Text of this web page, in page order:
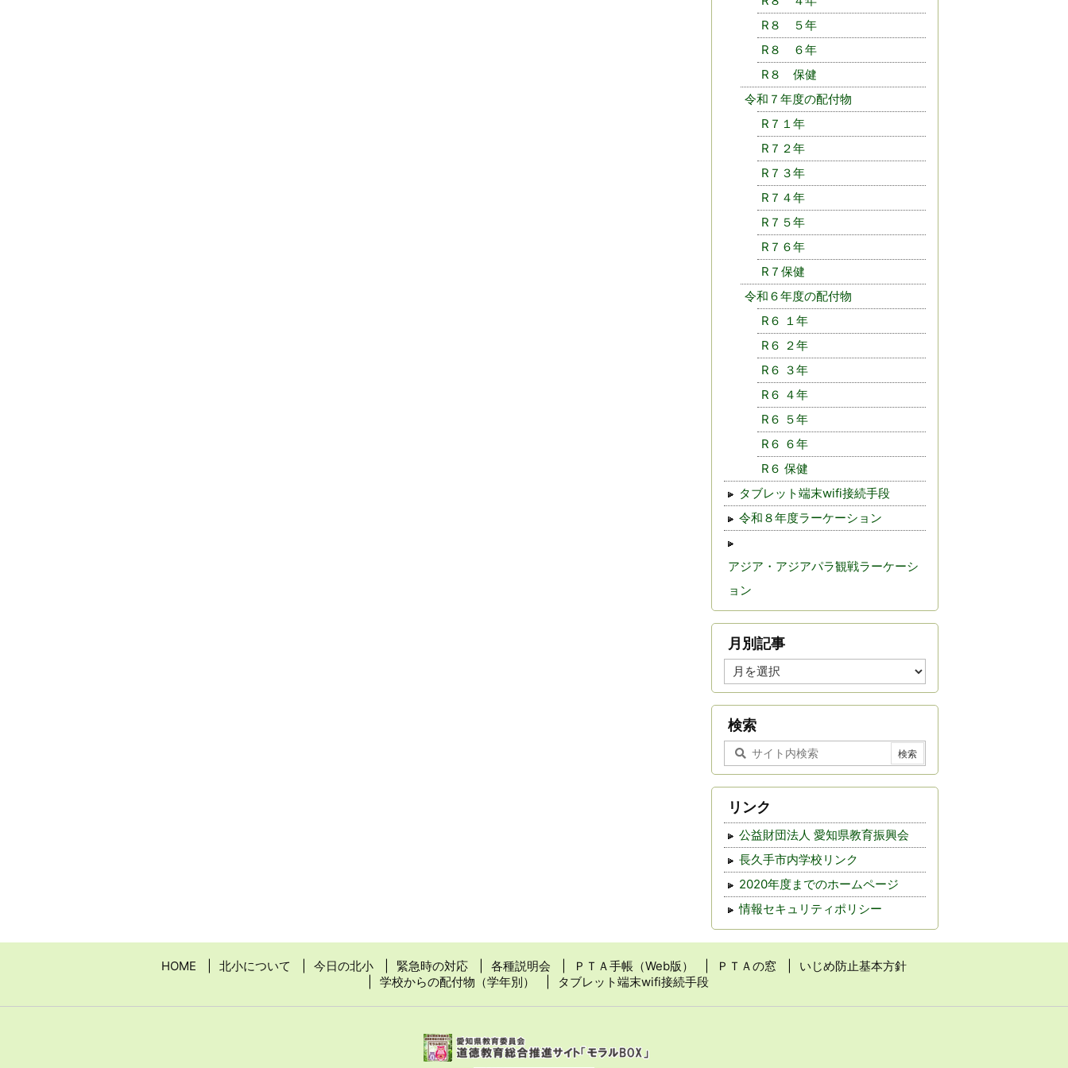
R８ ５年
R８ ６年
R８ 保健
令和７年度の配付物
R７１年
R７２年
R７３年
R７４年
R７５年
R７６年
R７保健
令和６年度の配付物
R６ １年
R６ ２年
R６ ３年
R６ ４年
R６ ５年
R６ ６年
R６ 保健
タブレット端末wifi接続手段
令和８年度ラーケーション
アジア・アジアパラ観戦ラーケーシ
ョン
月別記事
月
別
記
事
検索
リンク
公益財団法人 愛知県教育振興会
長久手市内学校リンク
2020年度までのホームページ
情報セキュリティポリシー
HOME 北小について 今日の北小 緊急時の対応 各種説明会 ＰＴＡ手帳（Web版） ＰＴＡの窓
いじめ防止基本方針
学校からの配付物（学年別）
タブレット端末wifi接続手段